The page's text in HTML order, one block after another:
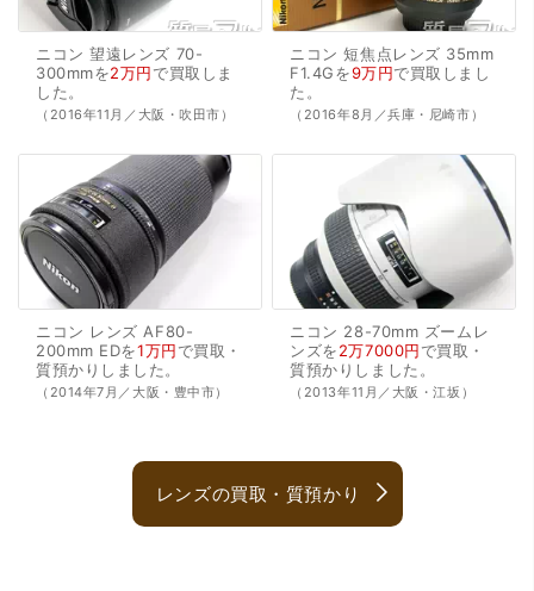
ニコン 望遠レンズ 70-
300mmを2万円で買取 しま
した。
（2016年11月／大阪・吹田市）
ニコン 短焦点レンズ 35mm
F1.4Gを9万円で買取 しまし
た。
（2016年8月／兵庫・尼崎市）
ニコン レンズ AF80-
200mm EDを1万円で買取・
質預かり しました。
（2014年7月／大阪・豊中市）
ニコン 28-70mm ズームレ
ンズを2万7000円で買取・
質預かり しました。
（2013年11月／大阪・江坂）
レンズの買取・質預かり